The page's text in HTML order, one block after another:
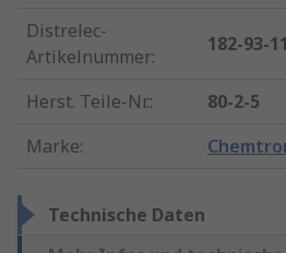
Distrelec-
Artikelnummer:
182-93-
Herst. Teile-Nr.:
80-2-5
Marke:
Technische Daten